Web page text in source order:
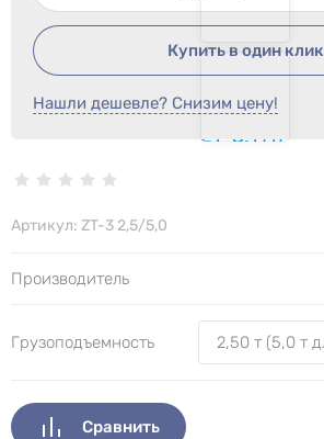
Купить в один клик
Нашли дешевле? Снизим цену!
Артикул: ZT-3 2,5/5,0
Производитель
Грузоподъемность
Сравнить